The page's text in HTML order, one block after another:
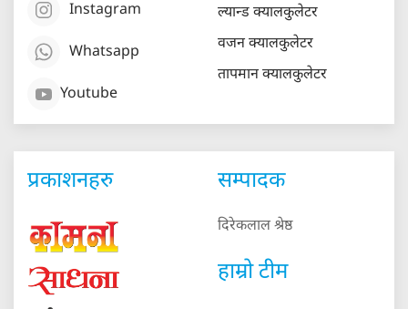
Instagram
Whatsapp
Youtube
ल्यान्ड क्यालकुलेटर
वजन क्यालकुलेटर
तापमान क्यालकुलेटर
प्रकाशनहरु सम्पादक
दिरेकलाल श्रेष्ठ
हाम्रो टीम